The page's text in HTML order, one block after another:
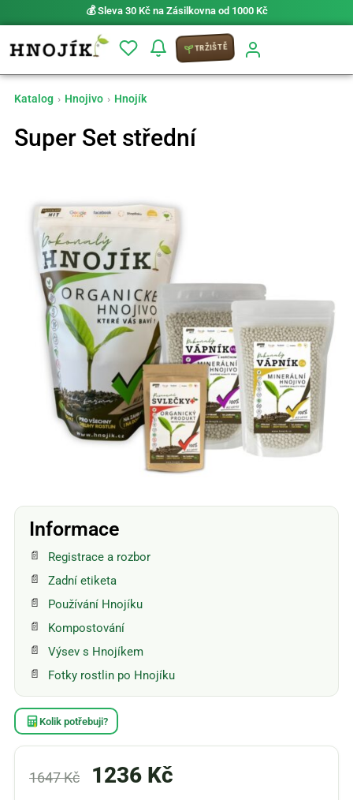
💰 Sleva 30 Kč na Zásilkovna od 1000 Kč
TRŽIŠTĚ
Katalog › Hnojivo › Hnojík
Super Set střední
Informace
Registrace a rozbor
Zadní etiketa
Používání Hnojíku
Kompostování
Výsev s Hnojíkem
Fotky rostlin po Hnojíku
Kolik potřebuji?
1647Kč 1236 Kč